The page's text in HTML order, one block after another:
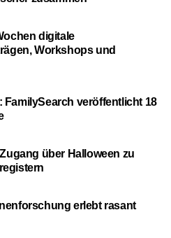
digitale
Workshops und
veröffentlicht 18
über Halloween zu
erlebt rasant